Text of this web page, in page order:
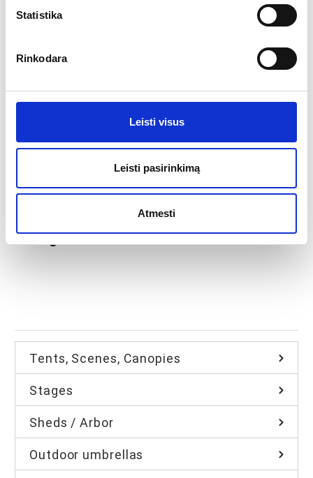
Statistika
Rinkodara
Leisti visus
Leisti pasirinkimą
Atmesti
Flags
Tents, Scenes, Canopies
Stages
Sheds / Arbor
Outdoor umbrellas